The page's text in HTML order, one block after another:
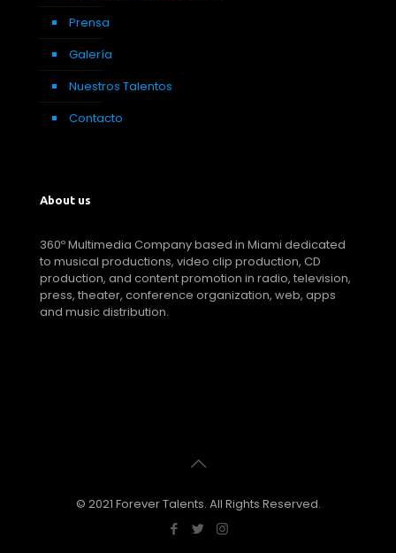
Prensa
Galería
Nuestros Talentos
Contacto
About us
360º Multimedia Company based in Miami dedicated
to musical productions, video clip production, CD
production, and content promotion in radio, television,
press, theater, conference organization, web, apps
and music distribution.
© 2021 Forever Talents. All Rights Reserved.